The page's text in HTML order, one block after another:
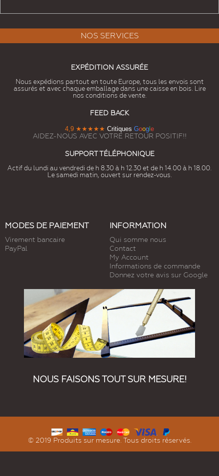
NOS SERVICES
EXPÉDITION ASSURÉE
Nous expédions partout en toute Europe, tous les envois sont
assurés et avec chaque emballage dans une caisse en bois. Lire
nos conditions de vente.
FEED BACK
4,9 ★★★★★ Critiques Goog e
AIDEZ-NOUS AVEC VOTRE RETOUR POSITIF!!
SUPPORT TÉLÉPHONIQUE
Actif du lundi au vendredi de h 8.30 à h 12.30 et de h 14.00 à h 18.00.
Le samedi matin, ouvert sur rendez-vous.
MODES DE PAIEMENT
Virement bancaire
PayPal
INFORMATION
Qui somme nous
Contact
My Account
Informations de commande
Donnez votre avis sur Google
NOUS FAISONS TOUT SUR MESURE!
© 2019 Produits sur mesure. Tous droits réservés.